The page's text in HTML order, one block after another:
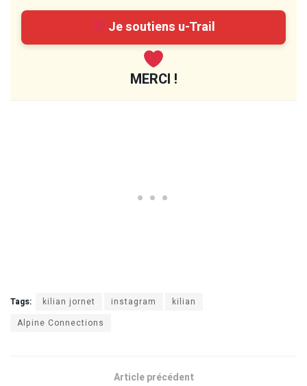
Je soutiens u-Trail
MERCI !
Tags: kilian jornet instagram
kilian
Alpine Connections
Article précédent